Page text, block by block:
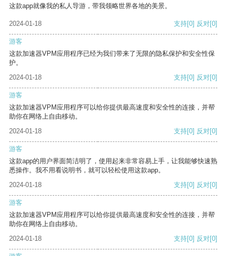
这款app就像我的私人导游，带我领略世界各地的美景。
2024-01-18 支持[0] 反对[0]
游客
这款加速器VPM应用程序已经为我们带来了无限的隐私保护和安全性保
护。
2024-01-18
支持[0] 反对[0]
游客
这款加速器VPM应用程序可以给你提供最高速度和安全性的连接，并帮
助你在网络上自由移动。
2024-01-18
支持[0] 反对[0]
游客
这款app的用户界面简洁明了，使用起来非常容易上手，让我能够快速熟
悉操作。我不用看说明书，就可以轻松使用这款app。
2024-01-18
支持[0] 反对[0]
游客
这款加速器VPM应用程序可以给你提供最高速度和安全性的连接，并帮
助你在网络上自由移动。
2024-01-18
支持[0] 反对[0]